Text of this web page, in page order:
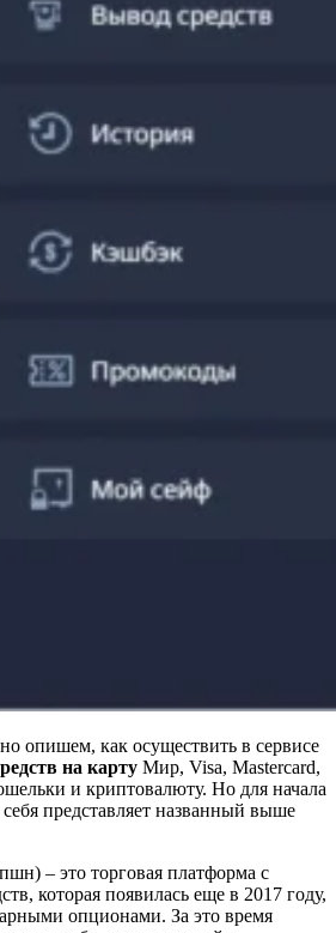
опишем, как осуществить в сервисе
на карту Мир, Visa, Mastercard,
и криптовалюту. Но для начала
представляет названный выше
– это торговая платформа с
которая появилась еще в 2017 году,
опционами. За это время